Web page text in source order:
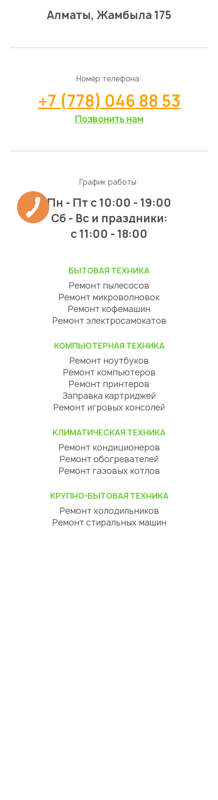
Алматы, Жамбыла 175
Номер телефона:
+7 (778) 046 88 53
Позвонить нам
График работы:
Пн - Пт с 10:00 - 19:00
Сб - Вс и праздники:
c 11:00 - 18:00
БЫТОВАЯ ТЕХНИКА
Ремонт пылесосов
Ремонт микроволновок
Ремонт кофемашин
Ремонт электросамокатов
КОМПЬЮТЕРНАЯ ТЕХНИКА
Ремонт ноутбуков
Ремонт компьютеров
Ремонт принтеров
Заправка картриджей
Ремонт игровых консолей
КЛИМАТИЧЕСКАЯ ТЕХНИКА
Ремонт кондиционеров
Ремонт обогревателей
Ремонт газовых котлов
КРУПНО-БЫТОВАЯ ТЕХНИКА
Ремонт холодильников
Ремонт стиральных машин